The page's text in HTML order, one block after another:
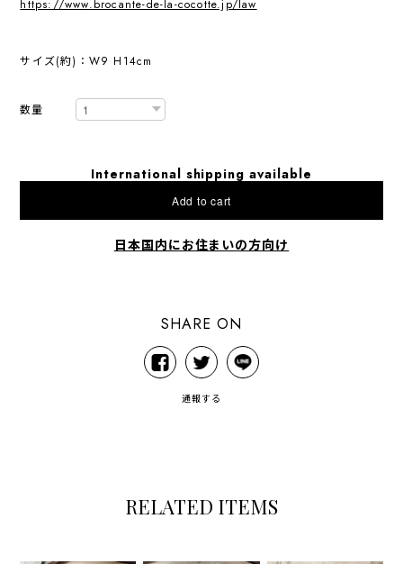
https://www.brocante-de-la-cocotte.jp/law
サイズ(約)：W9 H14cm
数量
International shipping available
Add to cart
日本国内にお住まいの方向け
SHARE ON
通報する
RELATED ITEMS